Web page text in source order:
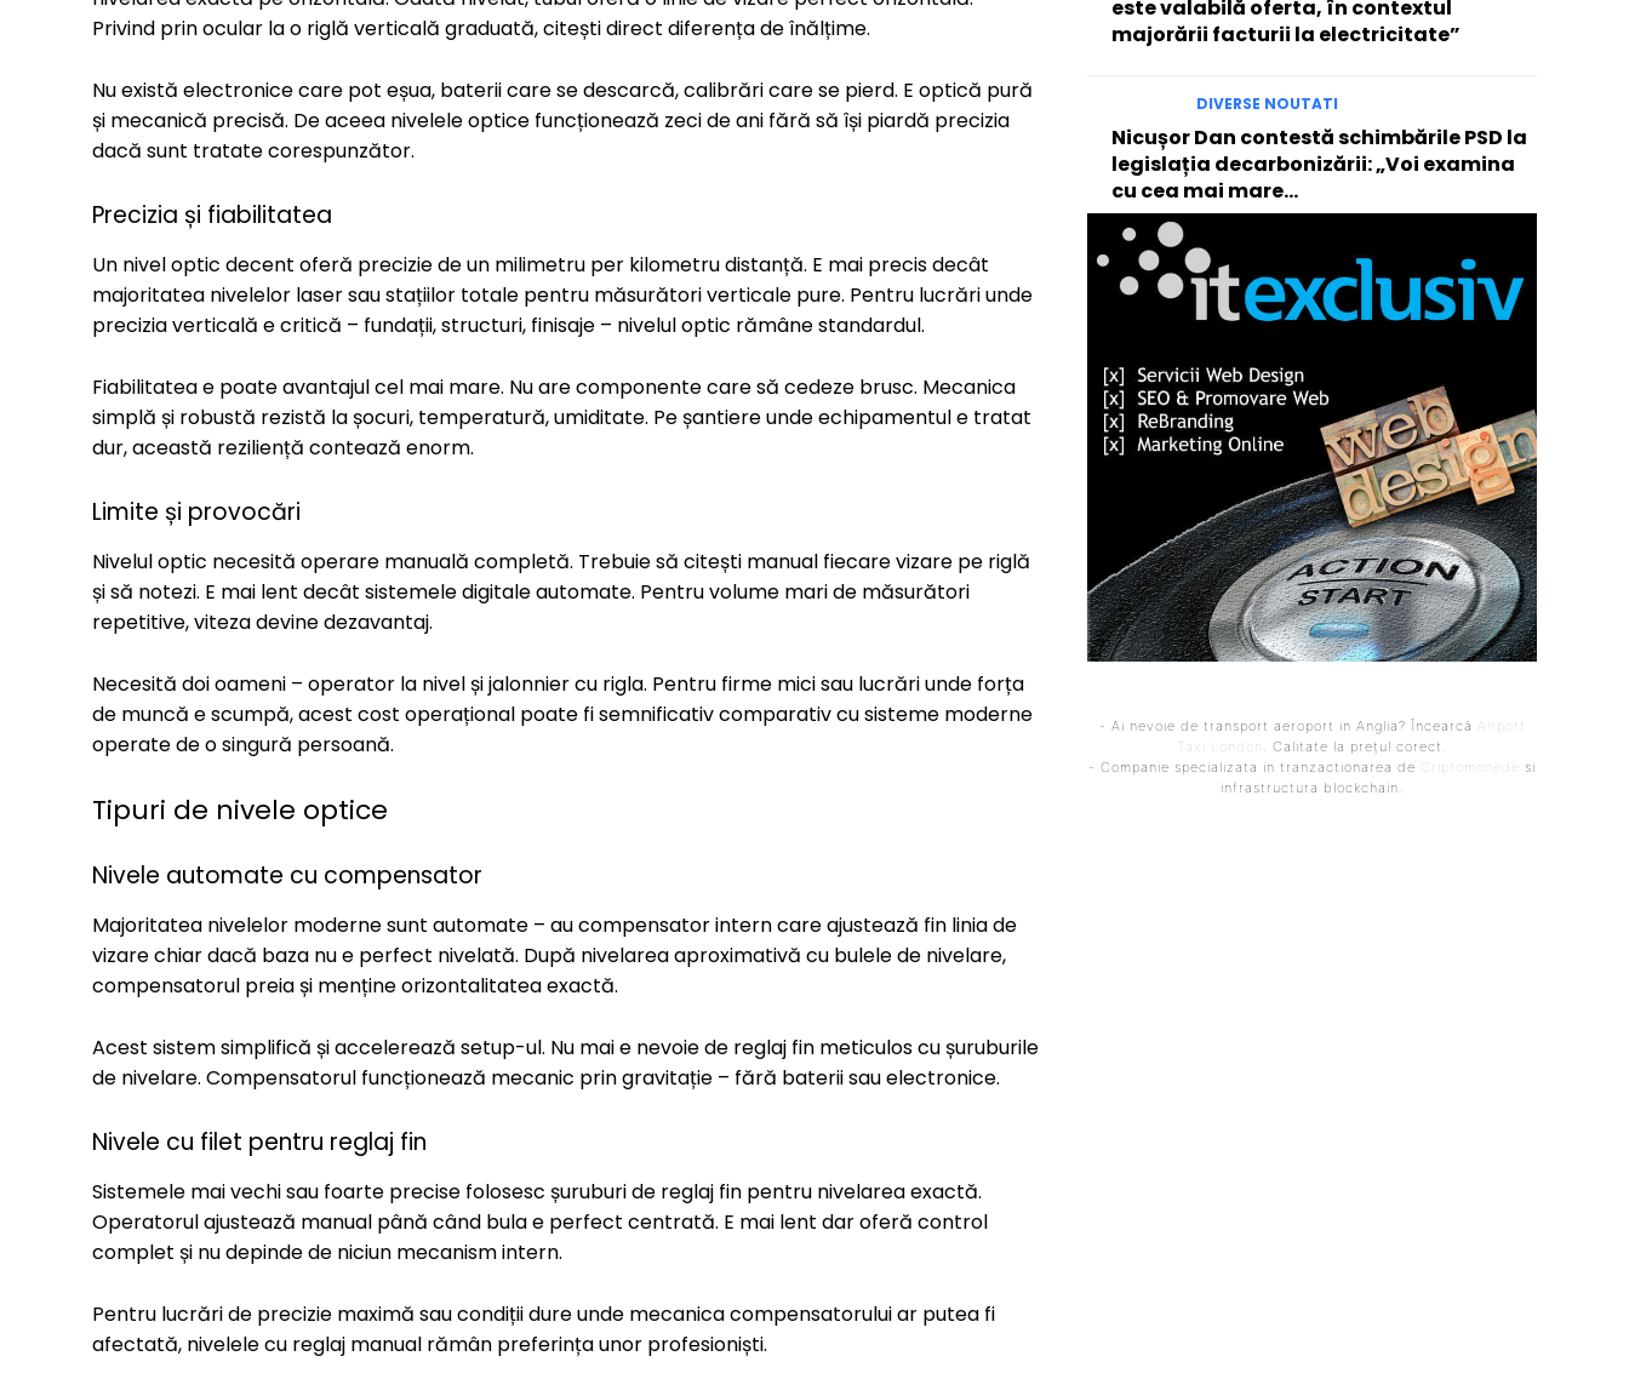
Privind prin ocular la o riglă verticală graduată, citești direct diferența de înălțime.
Nu există electronice care pot eșua, baterii care se descarcă, calibrări care se pierd. E optică pură
și mecanică precisă. De aceea nivelele optice funcționează zeci de ani fără să își piardă precizia
dacă sunt tratate corespunzător.
Precizia și fiabilitatea
Un nivel optic decent oferă precizie de un milimetru per kilometru distanță. E mai precis decât
majoritatea nivelelor laser sau stațiilor totale pentru măsurători verticale pure. Pentru lucrări unde
precizia verticală e critică – fundații, structuri, finisaje – nivelul optic rămâne standardul.
Fiabilitatea e poate avantajul cel mai mare. Nu are componente care să cedeze brusc. Mecanica
simplă și robustă rezistă la șocuri, temperatură, umiditate. Pe șantiere unde echipamentul e tratat
dur, această reziliență contează enorm.
Limite și provocări
Nivelul optic necesită operare manuală completă. Trebuie să citești manual fiecare vizare pe riglă
și să notezi. E mai lent decât sistemele digitale automate. Pentru volume mari de măsurători
repetitive, viteza devine dezavantaj.
Necesită doi oameni – operator la nivel și jalonnier cu rigla. Pentru firme mici sau lucrări unde forța
de muncă e scumpă, acest cost operațional poate fi semnificativ comparativ cu sisteme moderne
operate de o singură persoană.
Tipuri de nivele optice
Nivele automate cu compensator
Majoritatea nivelelor moderne sunt automate – au compensator intern care ajustează fin linia de
vizare chiar dacă baza nu e perfect nivelată. După nivelarea aproximativă cu bulele de nivelare,
compensatorul preia și menține orizontalitatea exactă.
Acest sistem simplifică și accelerează setup-ul. Nu mai e nevoie de reglaj fin meticulos cu șuruburile
de nivelare. Compensatorul funcționează mecanic prin gravitație – fără baterii sau electronice.
Nivele cu filet pentru reglaj fin
Sistemele mai vechi sau foarte precise folosesc șuruburi de reglaj fin pentru nivelarea exactă.
Operatorul ajustează manual până când bula e perfect centrată. E mai lent dar oferă control
complet și nu depinde de niciun mecanism intern.
Pentru lucrări de precizie maximă sau condiții dure unde mecanica compensatorului ar putea fi
afectată, nivelele cu reglaj manual rămân preferința unor profesioniști.
este valabilă oferta, în contextul
majorării facturii la electricitate”
DIVERSE NOUTATI
Nicușor Dan contestă schimbările PSD la
legislația decarbonizării: „Voi examina
cu cea mai mare…
- Ai nevoie de transport aeroport in Anglia? Încearcă Airport
Taxi London . Calitate la prețul corect.
- Companie specializata in tranzactionarea de
Criptomonede
si
infrastructura blockchain.